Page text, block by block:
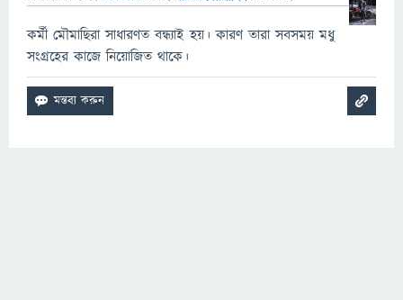
কর্মী মৌমাছিরা সাধারণত বন্ধ্যাই হয়। কারণ তারা সবসময় মধু
সংগ্রহের কাজে নিয়োজিত থাকে।